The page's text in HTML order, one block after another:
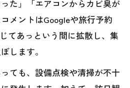
った」「エアコンからカビ臭が
メントはGoogleや旅行予約
てあっという間に拡散し、集
します。
ても、設備点検や清掃が不十